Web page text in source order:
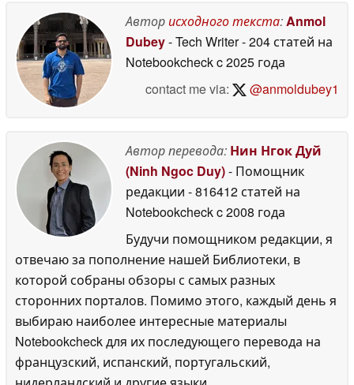
Авторисходного текста:Anmol
Dubey- Tech Writer- 204 статей на
Notebookcheckc 2025 года
contact me via:
@anmoldubey1
Автор перевода: Нин Нгок Дуй
(Ninh Ngoc Duy)- Помощник
редакции - 816412 статей на
Notebookcheckc 2008 года
Будучи помощником редакции, я
отвечаю за пополнение нашей Библиотеки, в
которой собраны обзоры с самых разных
сторонних порталов. Помимо этого, каждый день я
выбираю наиболее интересные материалы
Notebookcheck для их последующего перевода на
французский, испанский, португальский,